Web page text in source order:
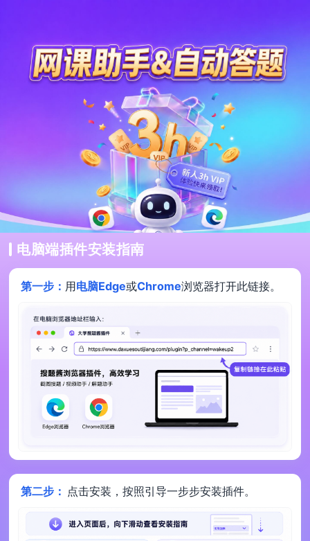
电脑端插件安装指南
第一步： 用电脑Edge或Chrome浏览器打开此链接。
第二步： 点击安装，按照引导一步步安装插件。